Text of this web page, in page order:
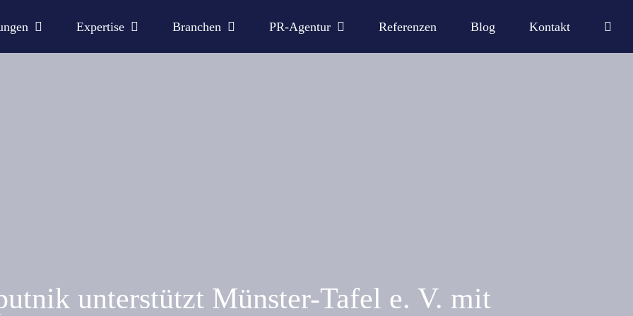
Expertise Branchen PR-Agentur Referenzen Blog Kontakt
unterstützt Münster-Tafel e. V. mit